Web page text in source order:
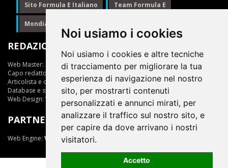
Noi usiamo i cookies
Noi usiamo i cookies e altre tecniche
di tracciamento per migliorare la tua
esperienza di navigazione nel nostro
sito, per mostrarti contenuti
personalizzati e annunci mirati, per
analizzare il traffico sul nostro sito, e
per capire da dove arrivano i nostri
visitatori.
Accetto
Sito Formula E Italiano Team Formula E
Mondiale Formula E
REDAZIONE
Web Master:
Ing.Daniele Muscarella
Capo redattore:
Articolista e opinionista:Giuseppe Cianci
Database e statistiche:Marcella Toschi
Web Design: Vittorio Arena
PARTNER
Web Engine: ViDa 3.0